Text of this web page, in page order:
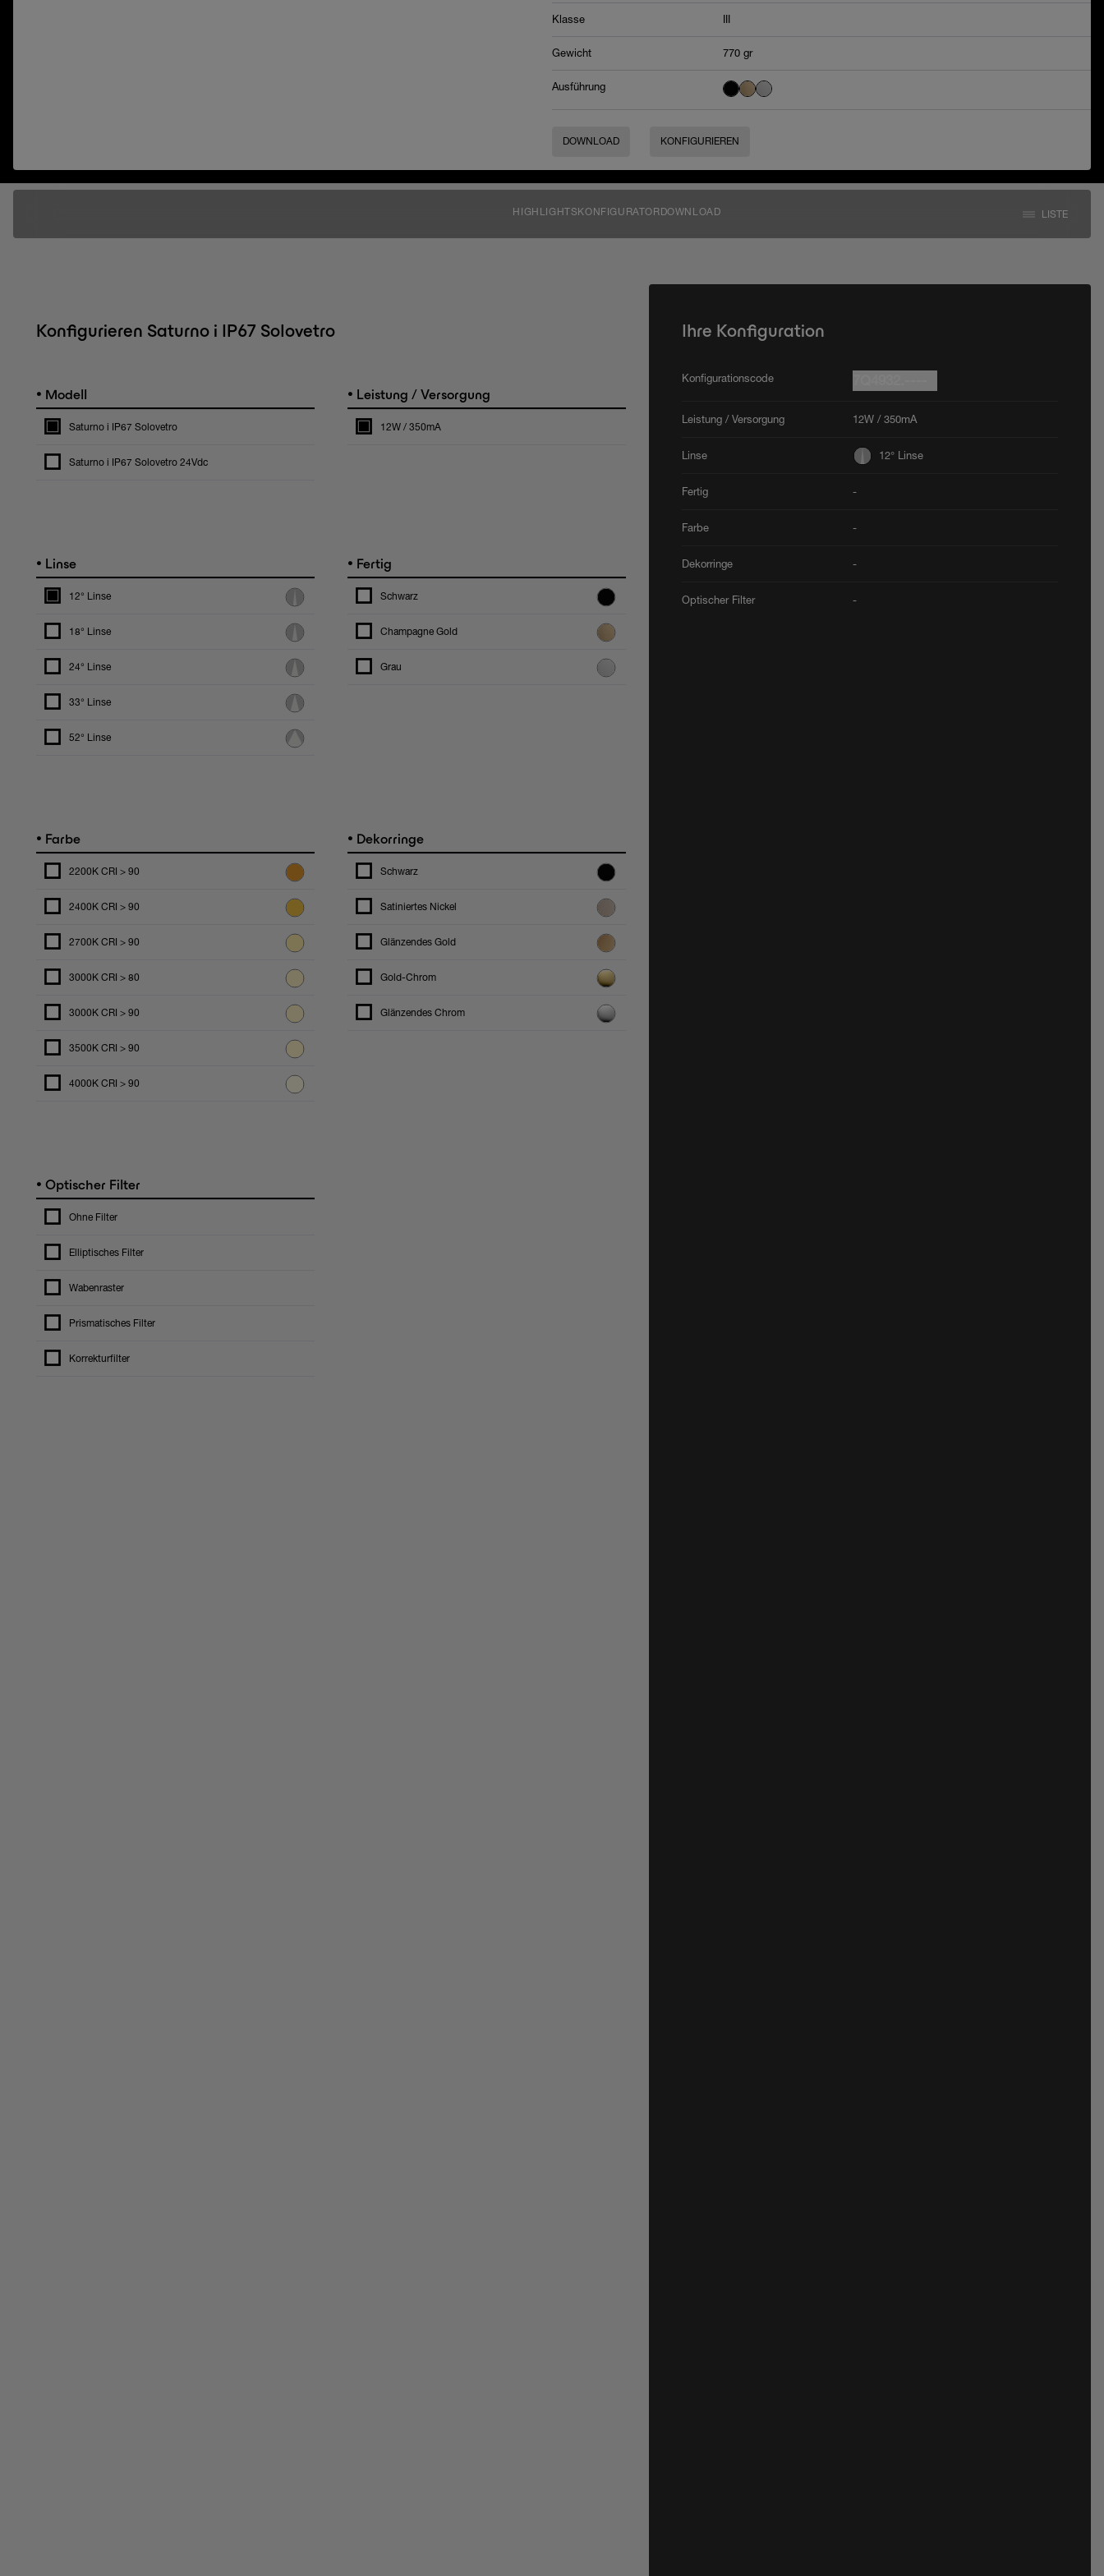
Klasse
Gewicht 770 gr
Ausführung
DOWNLOAD KONFIGURIEREN
HIGHLIGHTS KONFIGURATOR DOWNLOAD LISTE
Konfigurieren Saturno i IP67 Solovetro
• Modell
Saturno i IP67 Solovetro
Saturno i IP67 Solovetro 24Vdc
• Leistung / Versorgung
12W / 350mA
• Linse
12° Linse
18° Linse
24° Linse
33° Linse
52° Linse
• Fertig
Schwarz
Champagne Gold
Grau
• Farbe
2200K CRI > 90
2400K CRI > 90
2700K CRI > 90
3000K CRI > 80
3000K CRI > 90
3500K CRI > 90
4000K CRI > 90
• Dekorringe
Schwarz
Satiniertes Nickel
Glänzendes Gold
Gold-Chrom
Glänzendes Chrom
• Optischer Filter
Ohne Filter
Elliptisches Filter
Wabenraster
Prismatisches Filter
Korrekturfilter
Ihre Konfiguration
Konfigurationscode
Leistung / Versorgung 12W / 350mA
Linse 12° Linse
Fertig -
Farbe -
Dekorringe -
Optischer Filter -